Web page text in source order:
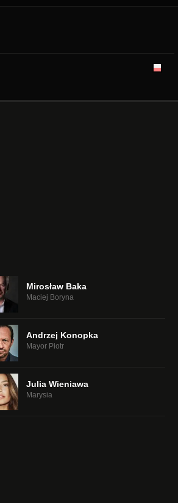
Mirosław Baka
Maciej Boryna
Andrzej Konopka
Mayor Piotr
Julia Wieniawa
Marysia